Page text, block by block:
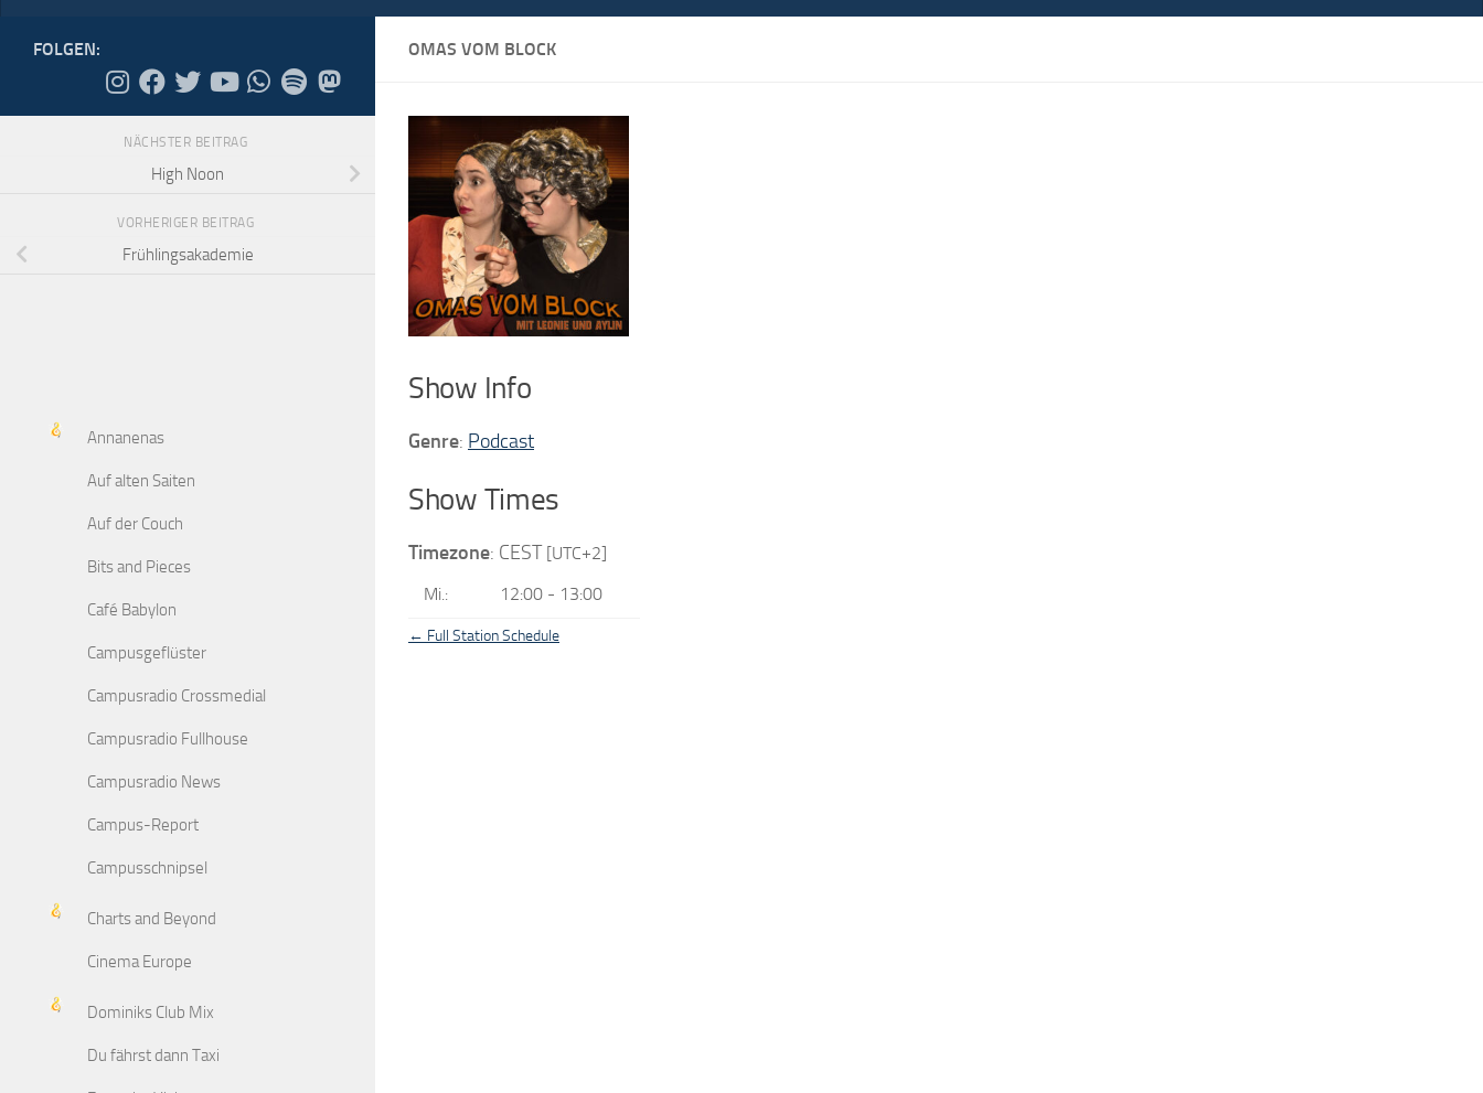
OMAS VOM BLOCK
Show Info
Genre: Podcast
Show Times
Timezone: CEST[UTC+2]
Mi. : 12:00 - 13:00
← Full Station Schedule
FOLGEN:
NÄCHSTER BEITRAG
High Noon
VORHERIGER BEITRAG
Frühlingsakademie
Annanenas
Auf alten Saiten
Auf der Couch
Bits and Pieces
Café Babylon
Campusgeflüster
Campusradio Crossmedial
Campusradio Fullhouse
Campusradio News
Campus-Report
Campusschnipsel
Charts and Beyond
Cinema Europe
Dominiks Club Mix
Du fährst dann Taxi